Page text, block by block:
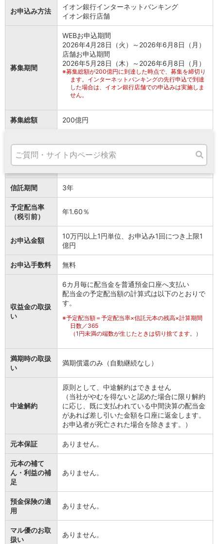
九州・沖縄
福岡県
沖縄県
ATM検索
お客さまサポート
タマルWeb
セミナー
安全にご利用いただくために
パンフレット
会社情報
ニュースリリース
お申込み方法
イオン銀行インターネットバンキング
イオン銀行店舗
募集期間
WEBお申込期間
2026年4月28日（火）～2026年6月8日（月）
店舗お申込期間
2026年5月28日（木）～2026年6月8日（月）
※募集総額が200億円に到達した時点で、募集を締切り
ます。インターネットバンキングの先行申込で到達
した場合は、イオン銀行店舗での申込みは実施しま
せん。
募集総額 200億円
払日
信託設定日 2026年6月30日（火）
信託期間 3年
予定配当率
（税引前）
年1.60％
お申込金額
10万円以上1円単位、お申込み1回につき上限1
億円
お申込手数料 無料
収益金の取扱
い
6カ月毎に配当金を普通預金口座へ支払い
配当金の予定配当額の計算式は以下のとおりで
す。
※予定配当額＝予定配当率×信託元本の残高×計算期間
日数／365
（1円未満の端数が生じたときは切り捨てます。）
満期時の取扱
い
満期償還のみ（自動継続なし）
中途解約
原則として、中途解約はできません
（当社がやむを得ないと認めた場合に限り解約
に応じ、既に支払われている中間決算の配当金
があれば差し引いた金額を口座に返金します。
お申込者が死亡された場合を除きます。）
元本保証 ありません。
元本の補て
ん・利益の補
足
ありません。
預金保険の適
用
ありません。
マル優のお取
扱い
ありません。